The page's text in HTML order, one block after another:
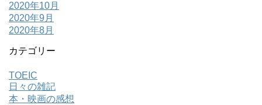
2020年10月
2020年9月
2020年8月
カテゴリー
TOEIC
日々の雑記
本・映画の感想